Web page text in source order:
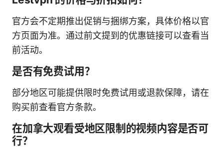
官方会不定期推出促销与捆绑方案，具体价格以官
方页面为准。通过前文提到的优惠链接可以查看当
前活动。
是否有免费试用？
部分地区可能提供限时免费试用或退款保障，请在
购买前查看官方条款。
在加拿大观看受地区限制的视频内容是否可
行？